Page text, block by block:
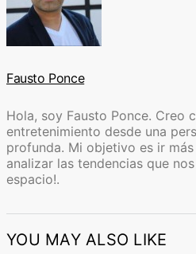
Fausto Ponce
Hola, soy Fausto Ponce. Creo
entretenimiento desde una
profunda. Mi objetivo es ir
analizar las tendencias que
espacio!.
YOU MAY ALSO LIKE